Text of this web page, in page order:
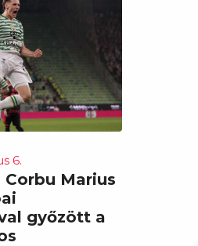
6.
Marius
győzött a